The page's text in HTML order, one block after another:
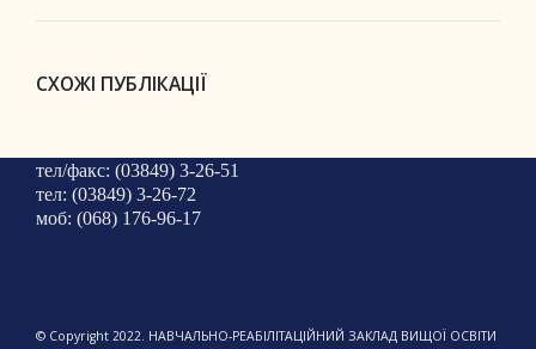
СХОЖІ ПУБЛІКАЦІЇ
тел/факс: (03849) 3-26-51
тел: (03849) 3-26-72
моб: (068) 176-96-17
© Copyright 2022. НАВЧАЛЬНО-РЕАБІЛІТАЦІЙНИЙ ЗАКЛАД ВИЩОЇ ОСВІТИ